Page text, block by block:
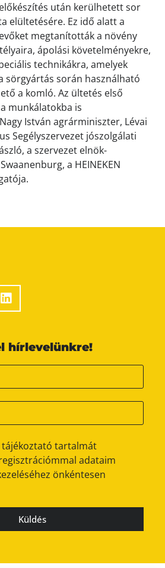
után kerülhetett sor
elültetésére. Ez idő alatt a
megtanították a növény
ápolási követelményekre,
technikákra, amelyek
sörgyártás során használható
a komló. Az ültetés első
munkálatokba is
István agrárminiszter, Lévai
Segélyszervezet jószolgálati
a szervezet elnök-
a HEINEKEN
hírlevelünkre!
tájékoztató tartalmát
adataim
önkéntesen
Küldés